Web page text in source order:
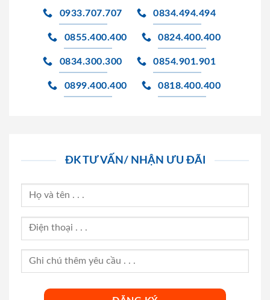
0933.707.707 0834.494.494
0855.400.400 0824.400.400
0834.300.300 0854.901.901
0899.400.400 0818.400.400
ĐK TƯ VẤN/ NHẬN ƯU ĐÃI